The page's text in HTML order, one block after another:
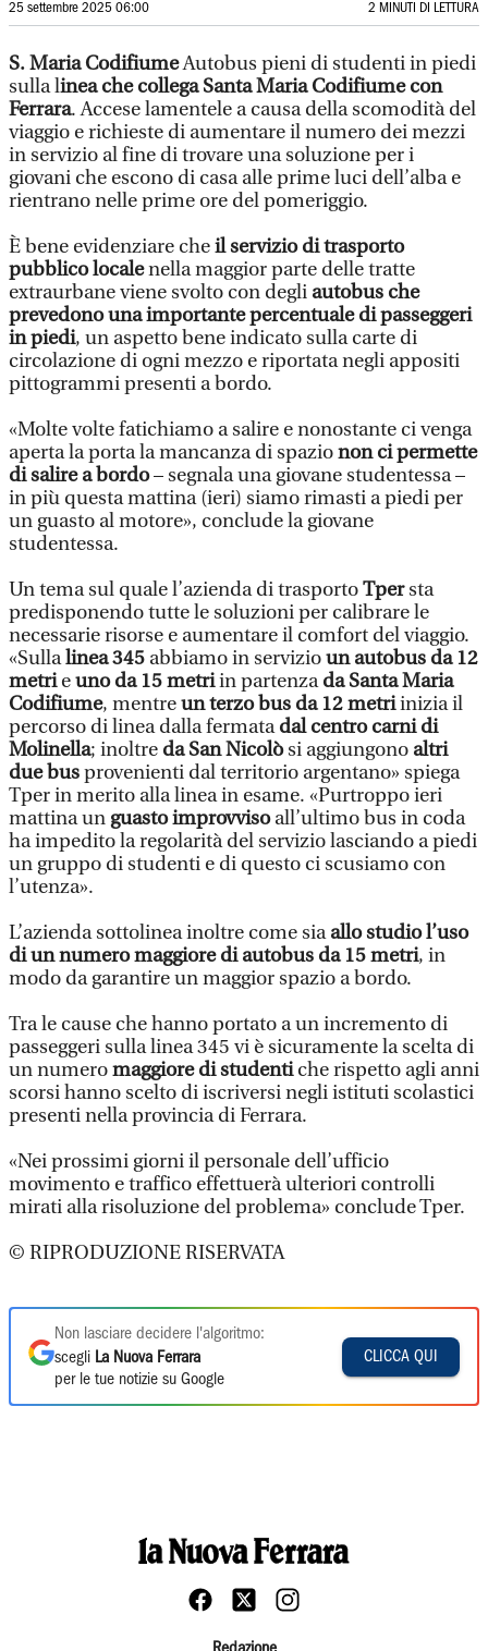
25 settembre 2025 06:00 2 MINUTI DI LETTURA
S. Maria CodifiumeAutobus pieni di studenti in piedi
sulla linea che collega Santa Maria Codifiume con
Ferrara. Accese lamentele a causa della scomodità del
viaggio e richieste di aumentare il numero dei mezzi
in servizio al fine di trovare una soluzione per i
giovani che escono di casa alle prime luci dell’alba e
rientrano nelle prime ore del pomeriggio.
È bene evidenziare cheil servizio di trasporto
pubblico localenella maggior parte delle tratte
extraurbane viene svolto con degli autobus che
prevedono una importante percentuale di passeggeri
in piedi, un aspetto bene indicato sulla carte di
circolazione di ogni mezzo e riportata negli appositi
pittogrammi presenti a bordo.
«Molte volte fatichiamo a salire e nonostante ci venga
aperta la porta la mancanza di spazionon ci permette
di salire a bordo– segnala una giovane studentessa –
in più questa mattina (ieri) siamo rimasti a piedi per
un guasto al motore», conclude la giovane
studentessa.
Un tema sul quale l’azienda di trasportoTpersta
predisponendo tutte le soluzioni per calibrare le
necessarie risorse e aumentare il comfort del viaggio.
«Sullalinea 345 abbiamo in servizioun autobus da 12
metrieuno da 15 metriin partenzada Santa Maria
Codifiume, mentreun terzo bus da 12 metriinizia il
percorso di linea dalla fermatadal centro carni di
Molinella; inoltre da San Nicolòsi aggiungono altri
due busprovenienti dal territorio argentano» spiega
Tper in merito alla linea in esame. «Purtroppo ieri
mattina un guasto improvvisoall’ultimo bus in coda
ha impedito la regolarità del servizio lasciando a piedi
un gruppo di studenti e di questo ci scusiamo con
l’utenza».
L’azienda sottolinea inoltre come siaallo studio l’uso
di un numero maggiore di autobus da 15 metri, in
modo da garantire un maggior spazio a bordo.
Tra le cause che hanno portato a un incremento di
passeggeri sulla linea 345 vi è sicuramente la scelta di
un numeromaggiore di studentiche rispetto agli anni
scorsi hanno scelto di iscriversi negli istituti scolastici
presenti nella provincia di Ferrara.
«Nei prossimi giorni il personale dell’ufficio
movimento e traffico effettuerà ulteriori controlli
mirati alla risoluzione del problema» conclude Tper.
© RIPRODUZIONE RISERVATA
Non lasciare decidere l'algoritmo:
scegli La Nuova Ferrara
per le tue notizie su Google
CLICCA QUI